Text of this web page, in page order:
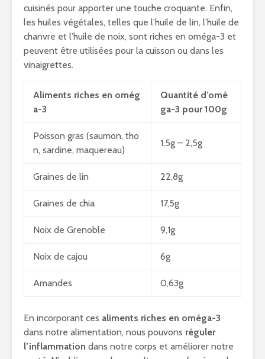
cuisinés pour apporter une touche croquante. Enfin,
les huiles végétales, telles que l’huile de lin, l’huile de
chanvre et l’huile de noix, sont riches en oméga-3 et
peuvent être utilisées pour la cuisson ou dans les
vinaigrettes.
Aliments riches en omég
a-3
Quantité d’omé
ga-3 pour 100g
Poisson gras (saumon, tho
n, sardine, maquereau)
1,5g – 2,5g
Graines de lin 22,8g
Graines de chia 17,5g
Noix de Grenoble 9,1g
Noix de cajou 6g
Amandes 0,63g
En incorporant ces aliments riches en oméga-3
dans notre alimentation, nous pouvons réguler
l’inflammation dans notre corps et améliorer notre